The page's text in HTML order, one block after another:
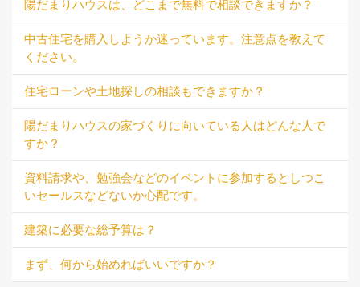
陽だまりハウスは、どこまで無料で相談できますか？
中古住宅を購入しようか迷っています。注意点を教えて
ください。
住宅ローンや土地探しの相談もできますか？
陽だまりハウスの家づくりに向いている人はどんな人で
すか？
資料請求や、勉強会などのイベントに参加するとしつこ
いセールスなどないか心配です。
建築に必要な総予算は？
まず、何から始めればいいですか？